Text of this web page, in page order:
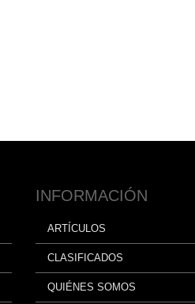
INFORMACIÓN
ARTÍCULOS
CLASIFICADOS
QUIÉNES SOMOS